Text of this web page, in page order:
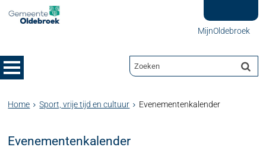
MijnOldebroek
Home Sport, vrije tijd en cultuur Evenementenkalender
Evenementenkalender